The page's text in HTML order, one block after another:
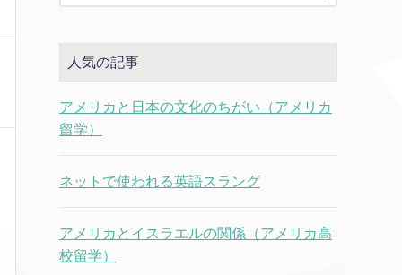
人気の記事
アメリカと日本の文化のちがい（アメリカ
留学）
ネットで使われる英語スラング
アメリカとイスラエルの関係（アメリカ高
校留学）